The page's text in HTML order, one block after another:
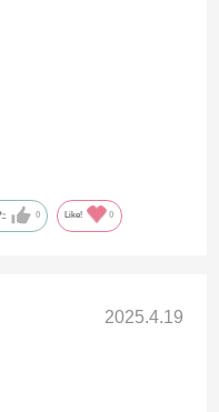
0 Like! 0
2025.4.19